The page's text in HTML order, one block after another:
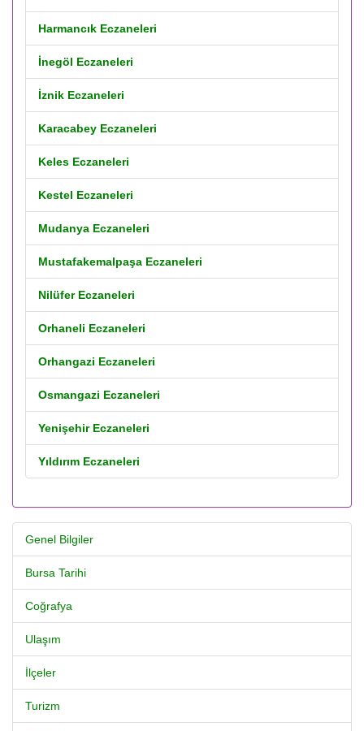
Harmancık Eczaneleri
İnegöl Eczaneleri
İznik Eczaneleri
Karacabey Eczaneleri
Keles Eczaneleri
Kestel Eczaneleri
Mudanya Eczaneleri
Mustafakemalpaşa Eczaneleri
Nilüfer Eczaneleri
Orhaneli Eczaneleri
Orhangazi Eczaneleri
Osmangazi Eczaneleri
Yenişehir Eczaneleri
Yıldırım Eczaneleri
Genel Bilgiler
Bursa Tarihi
Coğrafya
Ulaşım
İlçeler
Turizm